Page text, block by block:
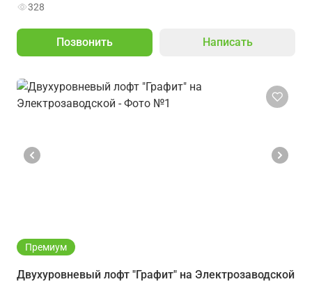
328
Позвонить Написать
Премиум
Двухуровневый лофт "Графит" на Электрозаводской